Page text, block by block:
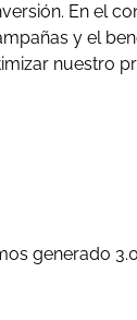
En el
y el
nuestro
generado